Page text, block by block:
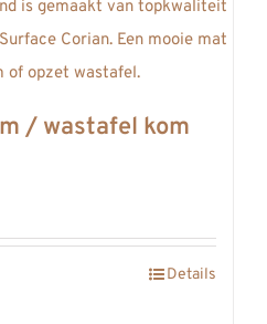
/ wastafel kom
Details